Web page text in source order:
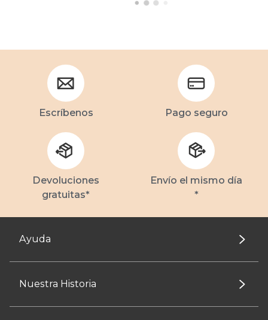
Escríbenos Pago seguro
Devoluciones
gratuitas*
Envío el mismo día
*
Ayuda
Nuestra Historia